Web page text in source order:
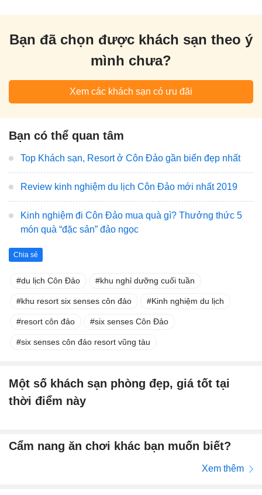
Bạn đã chọn được khách sạn theo ý
mình chưa?
Xem các khách sạn có ưu đãi
Bạn có thể quan tâm
Top Khách sạn, Resort ở Côn Đảo gần biển đẹp nhất
Review kinh nghiệm du lịch Côn Đảo mới nhất 2019
Kinh nghiệm đi Côn Đảo mua quà gì? Thưởng thức 5
món quà “đặc sản” đảo ngọc
Chia sẻ
du lịch Côn Đảo khu nghỉ dưỡng cuối tuần
khu resort six senses côn đảo Kinh nghiệm du lịch
resort côn đảo six senses Côn Đảo
six senses côn đảo resort vũng tàu
Một số khách sạn phòng đẹp, giá tốt tại
thời điểm này
Cẩm nang ăn chơi khác bạn muốn biết?
Xem thêm